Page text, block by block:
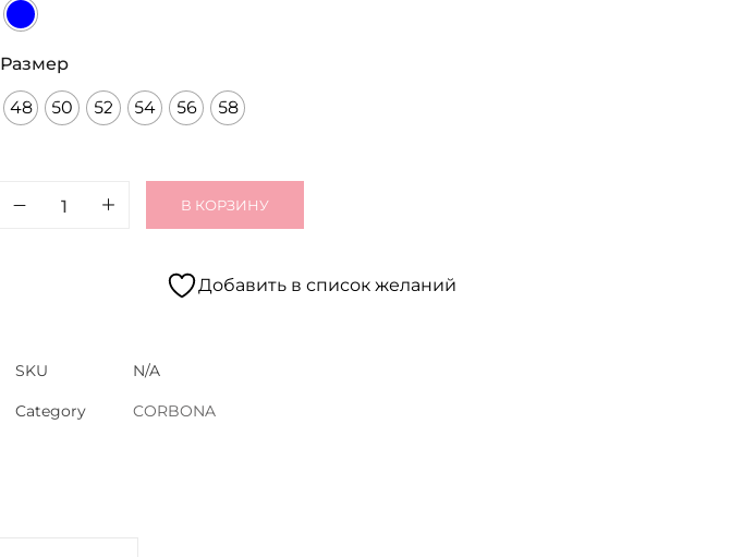
Размер
48 50 52 54 56 58
В КОРЗИНУ
Добавить в список желаний
SKU N/A
Category CORBONA